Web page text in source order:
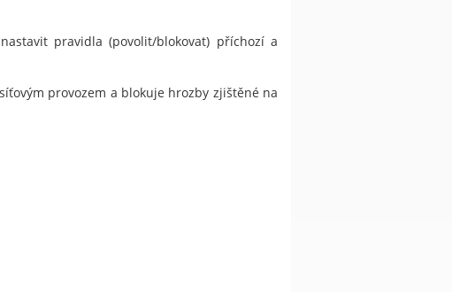
pravidla (povolit/blokovat) příchozí a
provozem a blokuje hrozby zjištěné na